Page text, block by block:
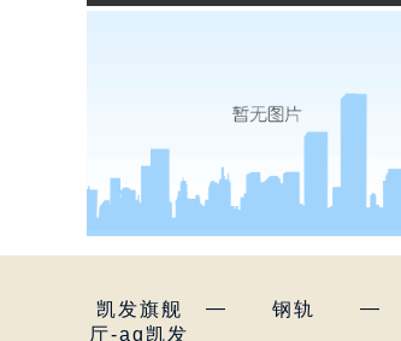
凯发旗舰
厅-ag凯发
— 钢轨 —